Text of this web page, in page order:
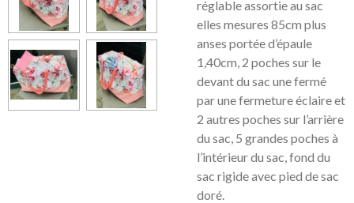
réglable assortie au sac
elles mesures 85cm plus
anses portée d’épaule
1,40cm, 2 poches sur le
devant du sac une fermé
par une fermeture éclaire et
2 autres poches sur l’arrière
du sac, 5 grandes poches à
l’intérieur du sac, fond du
sac rigide avec pied de sac
doré.